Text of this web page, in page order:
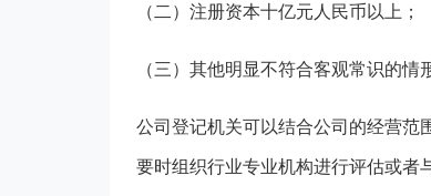
（二）注册资本十亿元人民币以上；
（三）其他明显不符合客观常识的情
公司登记机关可以结合公司的经营范
要时组织行业专业机构进行评估或者